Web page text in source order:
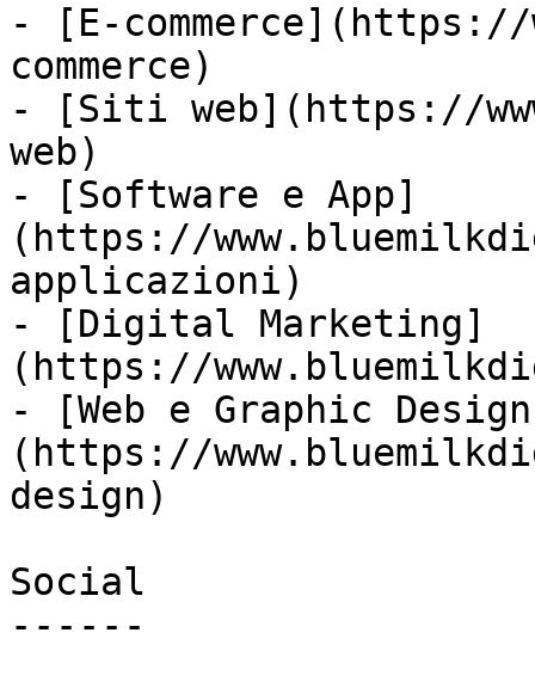
- [E-
commerce)
- [Siti web](https://
web)
- [Software e App]
(https://
applicazioni)
- [Digital Marketing]
(https://
- [Web e Graphic
(https://
design)
Social
------